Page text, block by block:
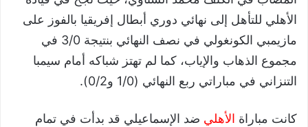
الأهلي للتأهل إلى نهائي دوري أبطال إفريقيا بالفوز على
مازيمبي الكونغولي في نصف النهائي بنتيجة 3/0 في
مجموع الذهاب والإياب، كما لم تهتز شباكه أمام سيمبا
التنزاني في مباراتي ربع النهائي (1/0 و0/2).
كانت مباراة الأهلي ضد الإسماعيلي قد بدأت في تمام